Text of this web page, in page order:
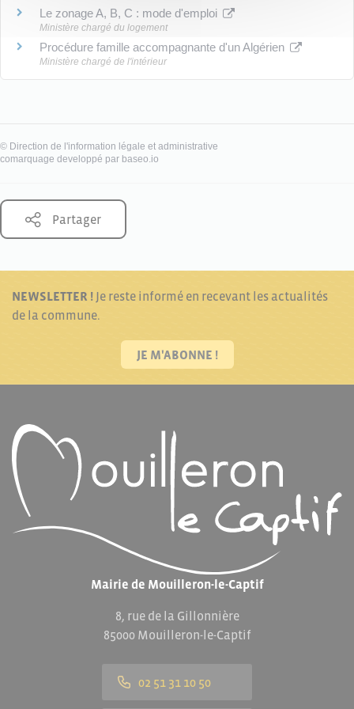
Le zonage A, B, C : mode d'emploi
Ministère chargé du logement
Procédure famille accompagnante d'un Algérien
Ministère chargé de l'intérieur
© Direction de l'information légale et administrative
comarquage developpé par baseo.io
Partager
NEWSLETTER ! Je reste informé en recevant les actualités
de la commune.
JE M'ABONNE !
Mairie de Mouilleron-le-Captif
8, rue de la Gillonnière
85000 Mouilleron-le-Captif
02 51 31 10 50